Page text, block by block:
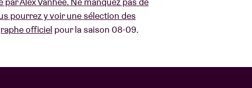
pourrez y voir une sélection des
officiel pour la saison 08-09.